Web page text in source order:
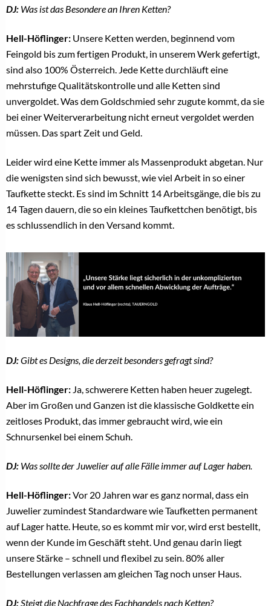
DJ: Was ist das Besondere an Ihren Ketten?
Hell-Höflinger: Unsere Ketten werden, beginnend vom
Feingold bis zum fertigen Produkt, in unserem Werk gefertigt,
sind also 100% Österreich. Jede Kette durchläuft eine
mehrstufige Qualitätskontrolle und alle Ketten sind
unvergoldet. Was dem Goldschmied sehr zugute kommt, da sie
bei einer Weiterverarbeitung nicht erneut vergoldet werden
müssen. Das spart Zeit und Geld.
Leider wird eine Kette immer als Massenprodukt abgetan. Nur
die wenigsten sind sich bewusst, wie viel Arbeit in so einer
Taufkette steckt. Es sind im Schnitt 14 Arbeitsgänge, die bis zu
14 Tagen dauern, die so ein kleines Taufkettchen benötigt, bis
es schlussendlich in den Versand kommt.
DJ:Gibt es Designs, die derzeit besonders gefragt sind?
Hell-Höflinger: Ja, schwerere Ketten haben heuer zugelegt.
Aber im Großen und Ganzen ist die klassische Goldkette ein
zeitloses Produkt, das immer gebraucht wird, wie ein
Schnursenkel bei einem Schuh.
DJ: Was sollte der Juwelier auf alle Fälle immer auf Lager haben.
Hell-Höflinger:Vor 20 Jahren war es ganz normal, dass ein
Juwelier zumindest Standardware wie Taufketten permanent
auf Lager hatte. Heute, so es kommt mir vor, wird erst bestellt,
wenn der Kunde im Geschäft steht. Und genau darin liegt
unsere Stärke – schnell und flexibel zu sein. 80% aller
Bestellungen verlassen am gleichen Tag noch unser Haus.
DJ:Steigt die Nachfrage des Fachhandels nach Ketten?